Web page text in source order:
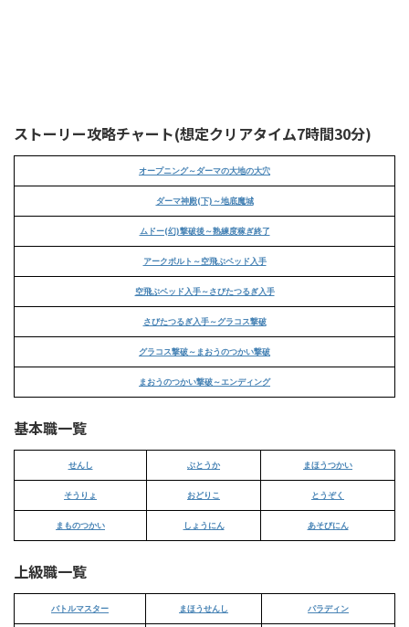
ストーリー攻略チャート(想定クリアタイム7時間30分)
オープニング～ダーマの大地の大穴
ダーマ神殿(下)～地底魔城
ムドー(幻)撃破後～熟練度稼ぎ終了
アークボルト～空飛ぶベッド入手
空飛ぶベッド入手～さびたつるぎ入手
さびたつるぎ入手～グラコス撃破
グラコス撃破～まおうのつかい撃破
まおうのつかい撃破～エンディング
基本職一覧
せんし ぶとうか まほうつかい
そうりょ おどりこ とうぞく
まものつかい しょうにん あそびにん
上級職一覧
バトルマスター まほうせんし パラディン